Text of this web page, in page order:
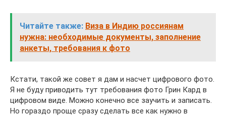
Читайте также: Виза в Индию россиянам
нужна: необходимые документы, заполнение
анкеты, требования к фото
Кстати, такой же совет я дам и насчет цифрового фото.
Я не буду приводить тут требования фото Грин Кард в
цифровом виде. Можно конечно все заучить и записать.
Но гораздо проще сразу сделать все как нужно в